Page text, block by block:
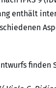
enthält
finden